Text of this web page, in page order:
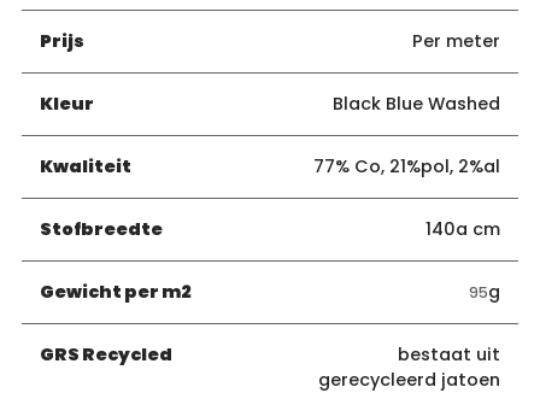
Prijs Per meter
Kleur Black Blue Washed
Kwaliteit 77% Co, 21%pol, 2%al
Stofbreedte 140a cm
Gewicht per m2 95g
GRS Recycled
bestaat uit
gerecycleerd jatoen